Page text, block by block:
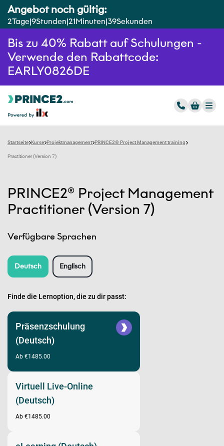
Angebot noch gültig:
2Tage 9Stunden 21Minuten 38Sekunden
Bis zu 40% Rabatt auf Schulungen -
Verwende den Rabattcode:
EARLY0826DE
Startseite Kurse Projektmanagement PRINCE2® Project Management training
Practitioner (Version 7)
PRINCE2® Project Management
Practitioner (Version 7)
Verfügbare Sprachen
Deutsch Englisch
Finde die Lernoption, die zu dir passt:
Präsenzschulung
(Deutsch)
Ab €1485.00
Virtuell Live-Online
(Deutsch)
Ab €1485.00